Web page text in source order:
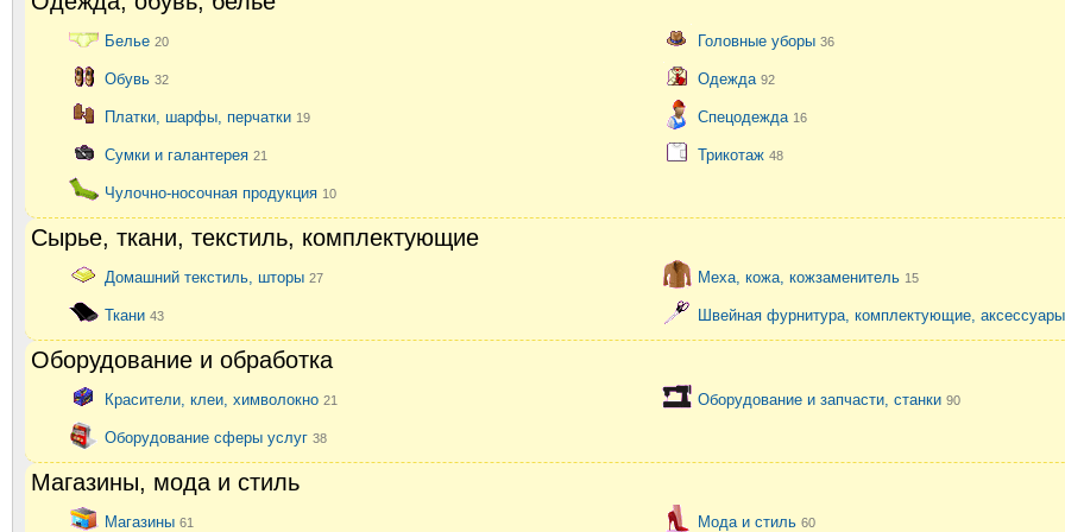
Белье 20 Головные уборы 36
Обувь 32 Одежда 92
Платки, шарфы, перчатки 19 Спецодежда 16
Сумки и галантерея 21 Трикотаж 48
Чулочно-носочная продукция 10
Сырье, ткани, текстиль, комплектующие
Домашний текстиль, шторы 27 Меха, кожа, кожзаменитель 15
Ткани 43 Швейная фурнитура, комплектующие,
Оборудование и обработка
Красители, клеи, химволокно 21 Оборудование и запчасти, станки 90
Оборудование сферы услуг 38
Магазины, мода и стиль
Магазины 61 Мода и стиль 60